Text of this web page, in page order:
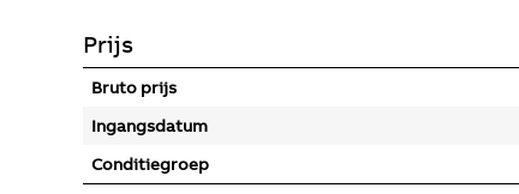
Prijs
Bruto prijs
Ingangsdatum
Conditiegroep